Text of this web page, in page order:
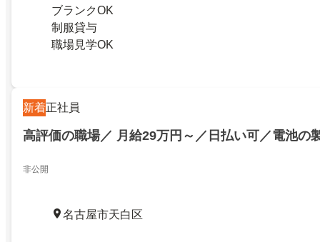
ブランクOK
制服貸与
職場見学OK
新着正社員
高評価の職場／ 月給29万円～／日払い可／電池の
非公開
名古屋市天白区